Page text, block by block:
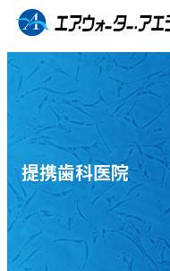
コ
ン
テ
ン
へ
ス
キ
ッ
提携歯科医院